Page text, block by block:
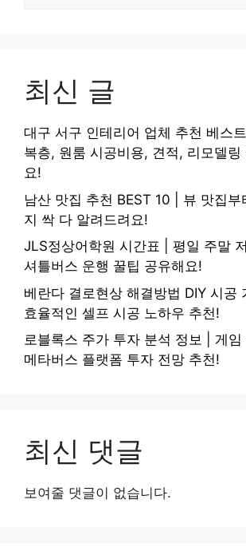
최신 글
대구 서구 인테리어 업체 추천 베스
복층, 원룸 시공비용, 견적, 리모델링
요!
남산 맛집 추천 BEST 10 | 뷰 맛집
지 싹 다 알려드려요!
JLS정상어학원 시간표 | 평일 주말
셔틀버스 운행 꿀팁 공유해요!
베란다 결로현상 해결방법 DIY 시공
효율적인 셀프 시공 노하우 추천!
로블록스 주가 투자 분석 정보 | 게
메타버스 플랫폼 투자 전망 추천!
최신 댓글
보여줄 댓글이 없습니다.